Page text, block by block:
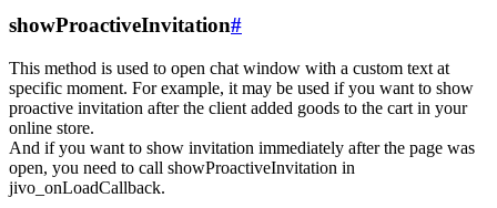
showProactiveInvitation#
This method is used to open chat window with a custom text at
specific moment. For example, it may be used if you want to show
proactive invitation after the client added goods to the cart in your
online store.
And if you want to show invitation immediately after the page was
open, you need to call showProactiveInvitation in
jivo_onLoadCallback.